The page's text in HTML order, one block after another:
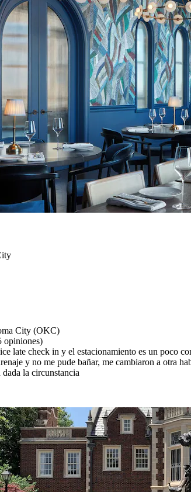
City (OKC)
opiniones)
late check in y el estacionamiento es un poco
y no me pude bañar, me cambiaron a otra
la circunstancia